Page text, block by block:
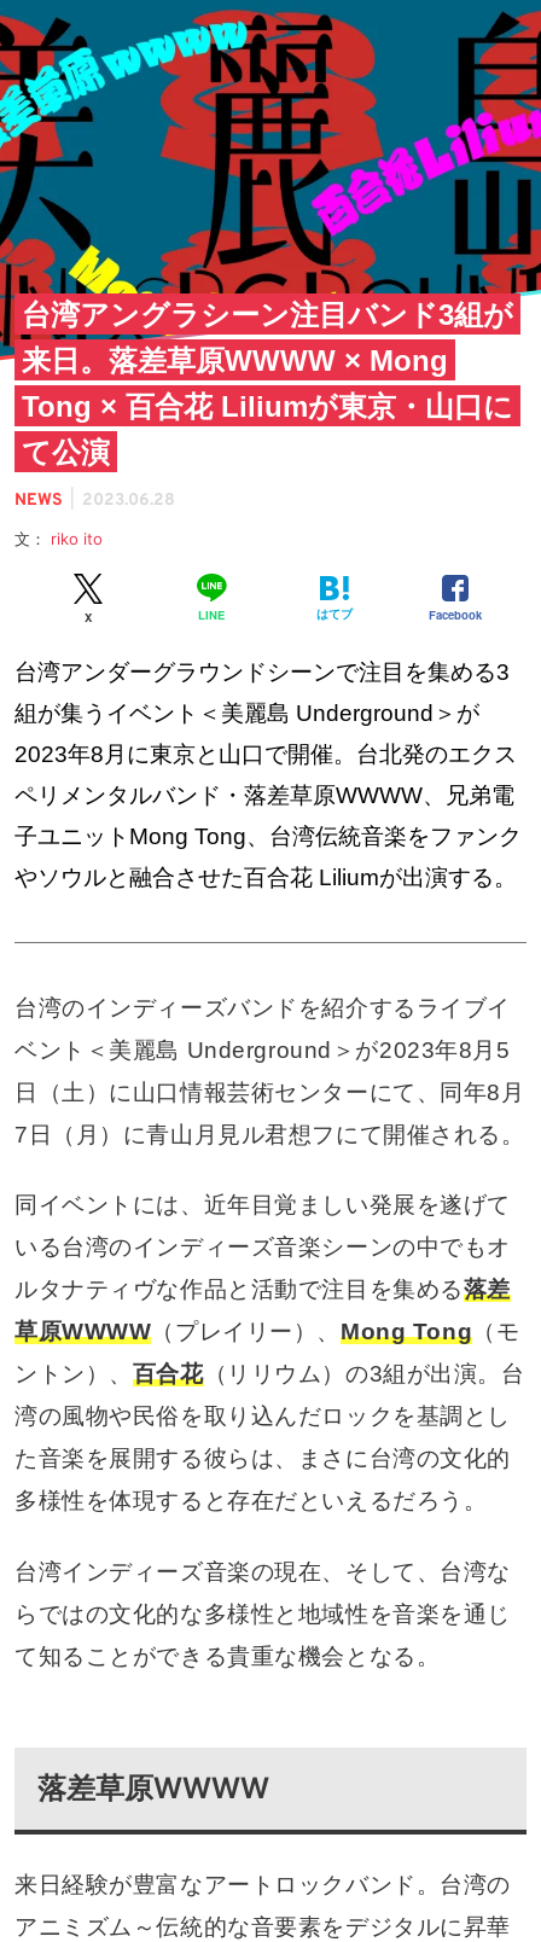
台湾アングラシーン注目バンド3組が
来日。落差草原WWWW × Mong
Tong × 百合花 Liliumが東京・山口に
て公演
NEWS 2023.06.28
文： riko ito
X LINE はてブ Facebook
台湾アンダーグラウンドシーンで注目を集める3
組が集うイベント＜美麗島 Underground＞が
2023年8月に東京と山口で開催。台北発のエクス
ペリメンタルバンド・落差草原WWWW、兄弟電
子ユニットMong Tong、台湾伝統音楽をファンク
やソウルと融合させた百合花 Liliumが出演する。
台湾のインディーズバンドを紹介するライブイ
ベント＜美麗島 Underground＞が2023年8月5
日（土）に山口情報芸術センターにて、同年8月
7日（月）に青山月見ル君想フにて開催される。
同イベントには、近年目覚ましい発展を遂げて
いる台湾のインディーズ音楽シーンの中でもオ
ルタナティヴな作品と活動で注目を集める落差
草原WWWW （プレイリー）、 Mong Tong （モ
ントン）、 百合花（リリウム）の3組が出演。台
湾の風物や民俗を取り込んだロックを基調とし
た音楽を展開する彼らは、まさに台湾の文化的
多様性を体現すると存在だといえるだろう。
台湾インディーズ音楽の現在、そして、台湾な
らではの文化的な多様性と地域性を音楽を通じ
て知ることができる貴重な機会となる。
落差草原WWWW
来日経験が豊富なアートロックバンド。台湾の
アニミズム～伝統的な音要素をデジタルに昇華